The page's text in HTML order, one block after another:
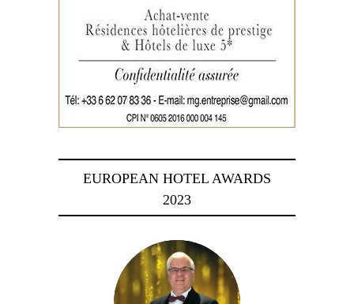
EUROPEAN HOTEL AWARDS
2023